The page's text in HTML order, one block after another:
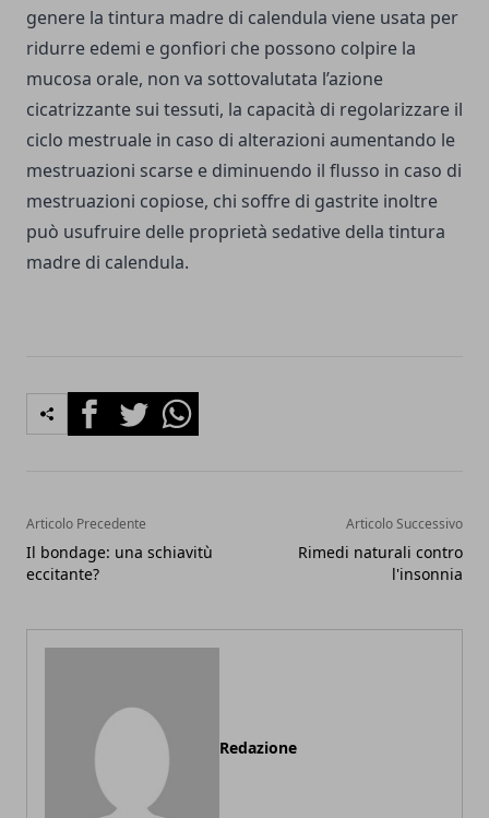
genere la tintura madre di calendula viene usata per
ridurre edemi e gonfiori che possono colpire la
mucosa orale, non va sottovalutata l’azione
cicatrizzante sui tessuti, la capacità di regolarizzare il
ciclo mestruale in caso di alterazioni aumentando le
mestruazioni scarse e diminuendo il flusso in caso di
mestruazioni copiose, chi soffre di gastrite inoltre
può usufruire delle proprietà sedative della tintura
madre di calendula.
FacebookTwitterWhatsapp
Articolo Precedente
Il bondage: una schiavitù
eccitante?
Articolo Successivo
Rimedi naturali contro
l'insonnia
Redazione